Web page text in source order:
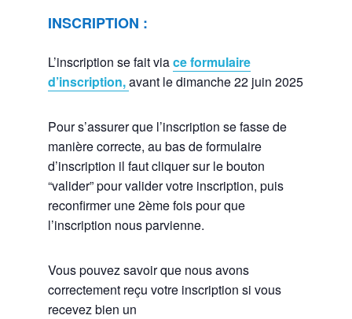
INSCRIPTION :
L’inscription se fait viace formulaire
d’inscription,avant le dimanche 22 juin 2025
Pour s’assurer que l’inscription se fasse de
manière correcte, au bas de formulaire
d’inscription il faut cliquer sur le bouton
“valider” pour valider votre inscription, puis
reconfirmer une 2ème fois pour que
l’inscription nous parvienne.
Vous pouvez savoir que nous avons
correctement reçu votre inscription si vous
recevez bien un